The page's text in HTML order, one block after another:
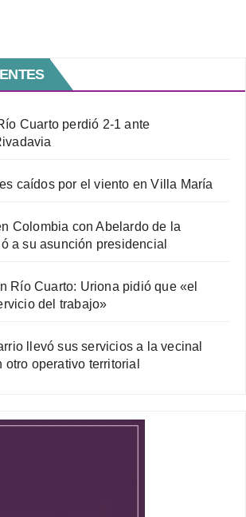
Cuarto perdió 2-1 ante
caídos por el viento en Villa María
Colombia con Abelardo de la
a su asunción presidencial
Río Cuarto: Uriona pidió que «el
del trabajo»
llevó sus servicios a la vecinal
otro operativo territorial